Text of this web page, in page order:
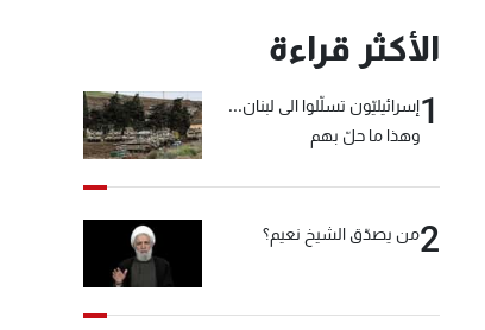
الأكثر قراءة
1إسرائيليّون تسلّلوا الى لبنان...
وهذا ما حلّ بهم
2من يصدّق الشيخ نعيم؟